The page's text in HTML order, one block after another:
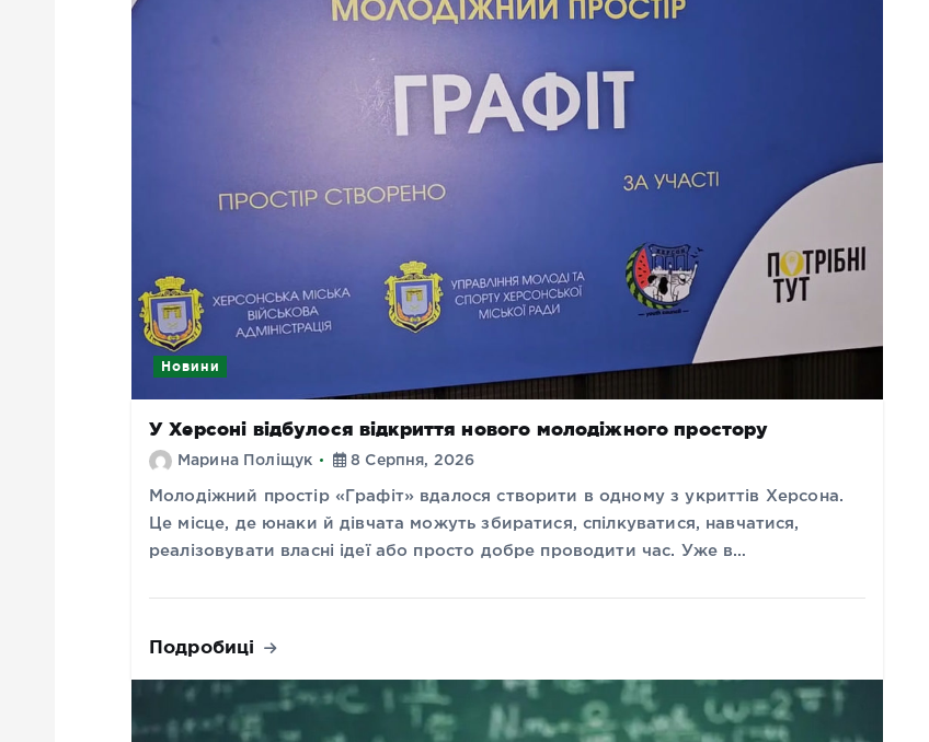
Новини
У Херсоні відбулося відкриття нового молодіжного простору
Марина Поліщук 8 Серпня, 2026
Молодіжний простір «Графіт» вдалося створити в одному з укриттів Херсона.
Це місце, де юнаки й дівчата можуть збиратися, спілкуватися, навчатися,
реалізовувати власні ідеї або просто добре проводити час. Уже в…
Подробиці